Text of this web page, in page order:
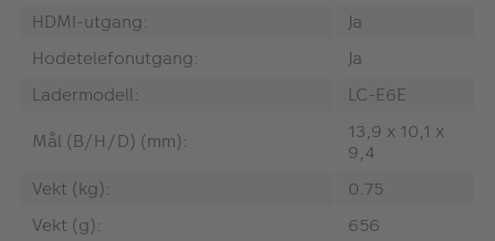
HDMI-utgang:
Ja
Hodetelefonutgang:
Ja
Ladermodell:
LC-E6E
Mål (B/H/D) (mm):
13,9 x 10,1 x
9,4
Vekt (kg):
0.75
Vekt (g):
656